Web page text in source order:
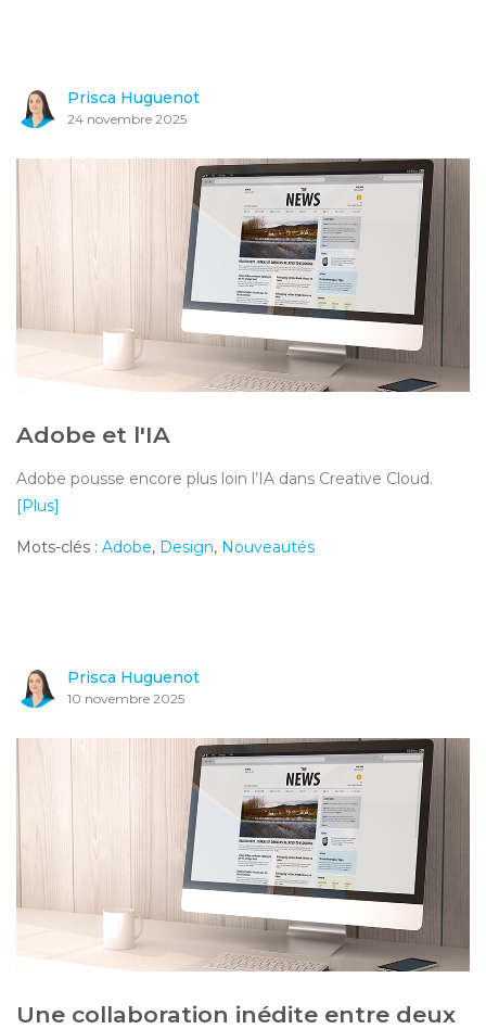
Prisca Huguenot
24 novembre 2025
Adobe et l'IA
Adobe pousse encore plus loin l’IA dans Creative Cloud.
[Plus]
Mots-clés : Adobe, Design, Nouveautés
Prisca Huguenot
10 novembre 2025
Une collaboration inédite entre deux